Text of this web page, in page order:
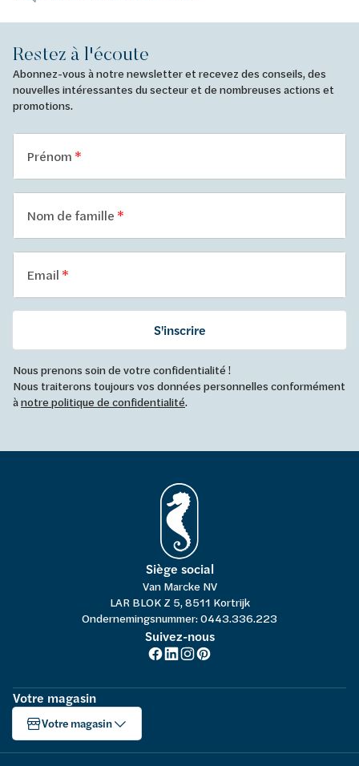
Restez à l'écoute
Abonnez-vous à notre newsletter et recevez des conseils, des
nouvelles intéressantes du secteur et de nombreuses actions et
promotions.
Prénom
Nom de famille
Email
S'inscrire
Nous prenons soin de votre confidentialité !
Nous traiterons toujours vos données personnelles conformément
ànotre politique de confidentialité.
Siège social
Van Marcke NV
LAR BLOK Z 5, 8511 Kortrijk
Ondernemingsnummer: 0443.336.223
Suivez-nous
Votre magasin
Votre magasin